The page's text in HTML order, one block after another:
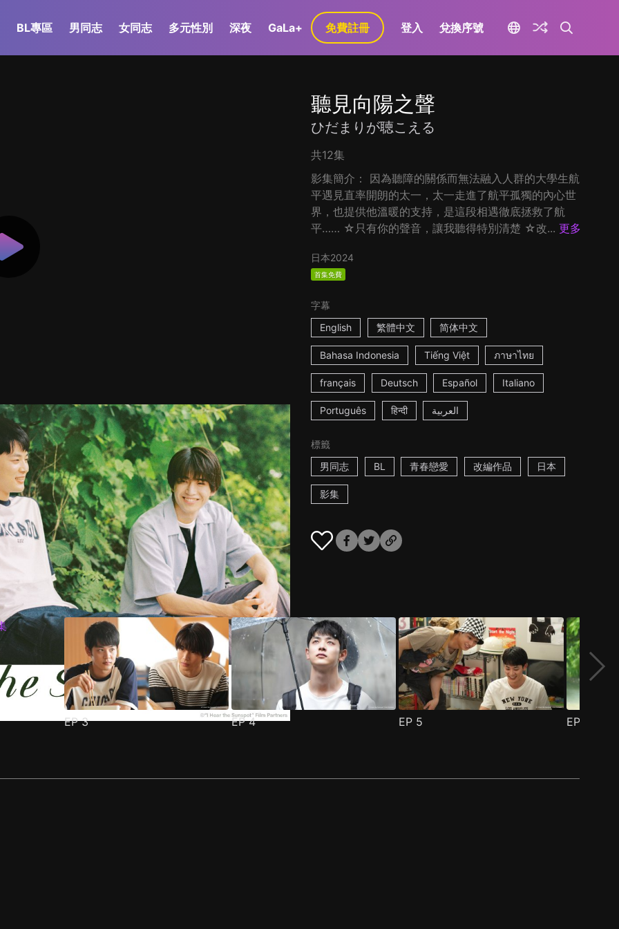
BL專區 男同志 女同志 多元性別 深夜 GaLa+ 免費註冊 登入 兌換序號
聽見向陽之聲
ひだまりが聴こえる
共12集
影集簡介： 因為聽障的關係而無法融入人群的大學生航
平遇見直率開朗的太一，太一走進了航平孤獨的內心世
界，也提供他溫暖的支持，是這段相遇徹底拯救了航
平…… ☆只有你的聲音，讓我聽得特別清楚 ☆改... 更多
日本2024
首集免費
字幕
English
繁體中文 简体中文
Bahasa Indonesia Tiếng Việt ภาษาไทย
français Deutsch Español Italiano
Português हिन्दी العربية
標籤
男同志
BL 青春戀愛 改編作品 日本
影集
EP3 EP4 EP 5 EP